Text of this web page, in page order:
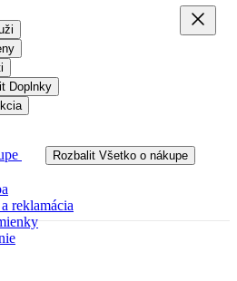
Doplnky
Rozbalit Všetko o nákupe
reklamácia